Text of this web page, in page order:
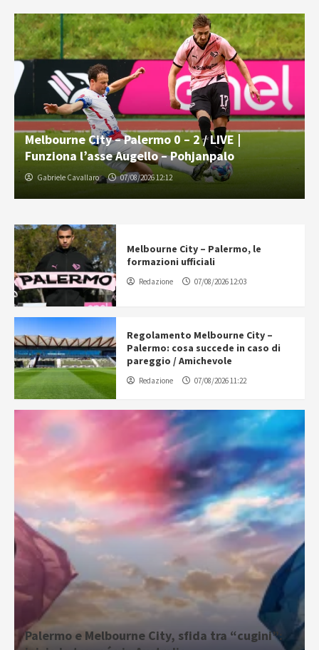
Melbourne City – Palermo 0 – 2 / LIVE |
Funziona l’asse Augello – Pohjanpalo
Gabriele Cavallaro 07/08/2026 12:12
Melbourne City – Palermo, le
formazioni ufficiali
Redazione 07/08/2026 12:03
Regolamento Melbourne City –
Palermo: cosa succede in caso di
pareggio / Amichevole
Redazione 07/08/2026 11:22
Palermo e Melbourne City, sfida tra “cugini”: